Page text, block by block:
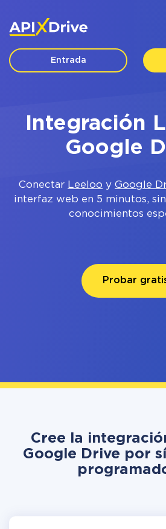
Entrada
Integración
Google
Conectar Leeloo y Google
interfaz web en 5 minutos,
conocimientos
Probar
Cree la
Google Drive por